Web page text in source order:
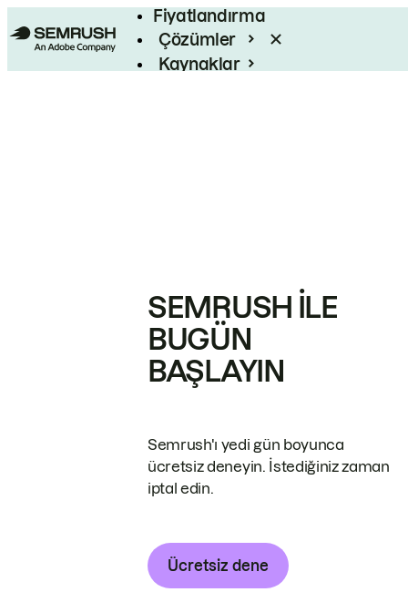
Fiyatlandırma
Çözümler
Kaynaklar
SEMRUSH ILE
BUGÜN
BAŞLAYIN
Semrush'ı yedi gün boyunca
ücretsiz deneyin. İstediğiniz zaman
iptal edin.
Ücretsiz dene